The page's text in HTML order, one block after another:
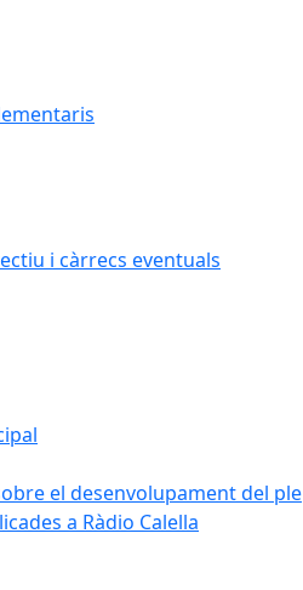
i càrrecs eventuals
el desenvolupament del ple
a Ràdio Calella